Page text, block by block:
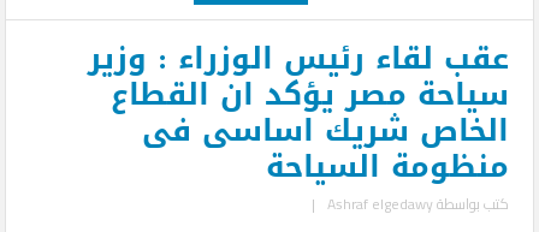
عقب لقاء رئيس الوزراء : وزير
سياحة مصر يؤكد ان القطاع
الخاص شريك اساسى فى
منظومة السياحة
كتب بواسطةAshraf elgedawy
|